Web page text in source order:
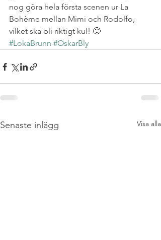
nog göra hela första scenen ur La
Bohème mellan Mimi och Rodolfo,
vilket ska bli riktigt kul! 🙂
#LokaBrunn #OskarBly
Senaste inlägg Visa alla